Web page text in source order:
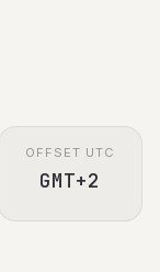
OFFSET UTC
GMT+2